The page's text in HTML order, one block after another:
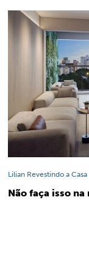
Lilian Revestindo a Casa
Não faça isso